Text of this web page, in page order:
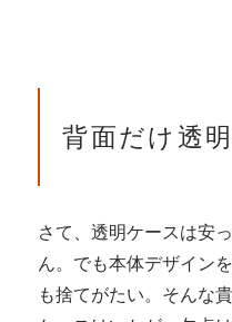
背面だけ透
さて、透明ケースは安
ん。でも本体デザイン
も捨てがたい。そんな